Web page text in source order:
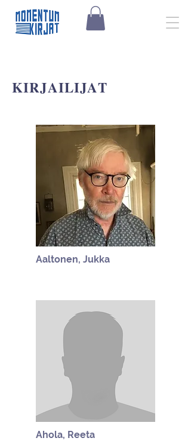
KIRJAILIJAT
Aaltonen, Jukka
Ahola, Reeta